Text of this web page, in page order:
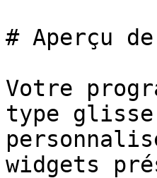
# Aperçu
Votre
type
widgets